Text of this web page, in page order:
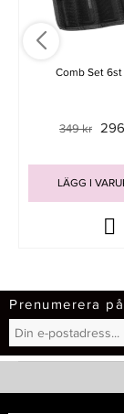
Comb Set 6st
349 kr
LÄGG I
Prenumerera